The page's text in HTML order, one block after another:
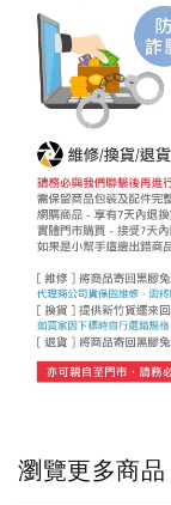
瀏覽更多商品